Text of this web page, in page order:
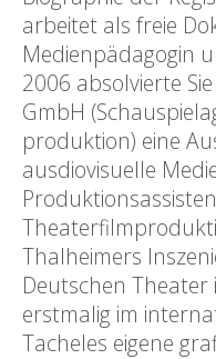
arbeitet als freie
Medienpädagogin
2006 absolvierte
GmbH
produktion) eine
ausdiovisuelle
Thalheimers
Deutschen Theater
erstmalig im
Tacheles eigene